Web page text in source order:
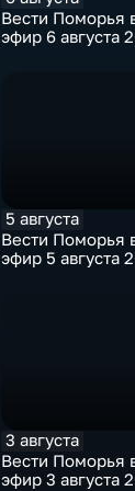
Вести Поморья
эфир 6 августа
5 августа
Вести Поморья
эфир 5 августа
3 августа
Вести Поморья
эфир 3 августа